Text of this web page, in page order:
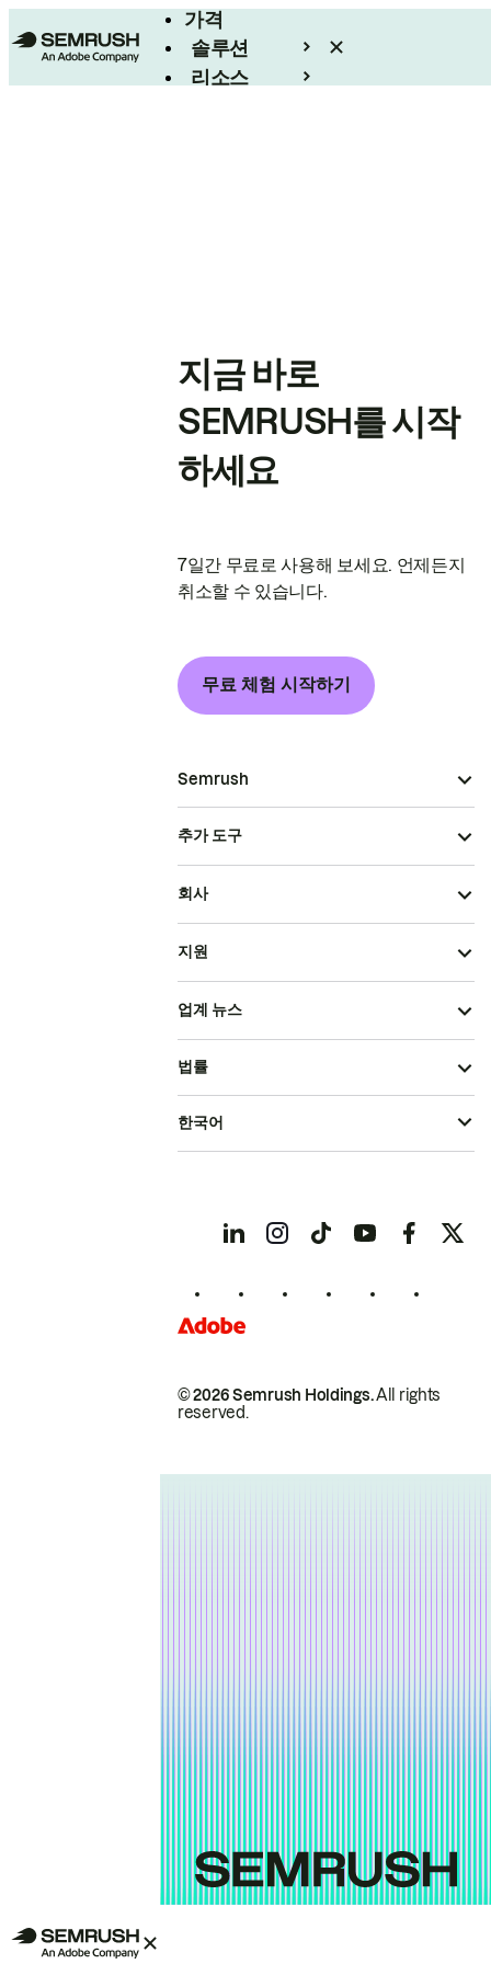
가격
솔루션
리소스
지금 바로
SEMRUSH를 시작
하세요
7일간 무료로 사용해 보세요. 언제든지
취소할 수 있습니다.
무료 체험 시작하기
Semrush
추가 도구
회사
지원
업계 뉴스
© 2026 Semrush Holdings.All rights
reserved.
법률
한국어